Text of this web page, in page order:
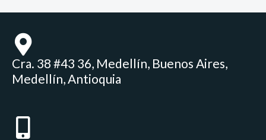
Cra. 38 #43 36, Medellín, Buenos Aires,
Medellín, Antioquia